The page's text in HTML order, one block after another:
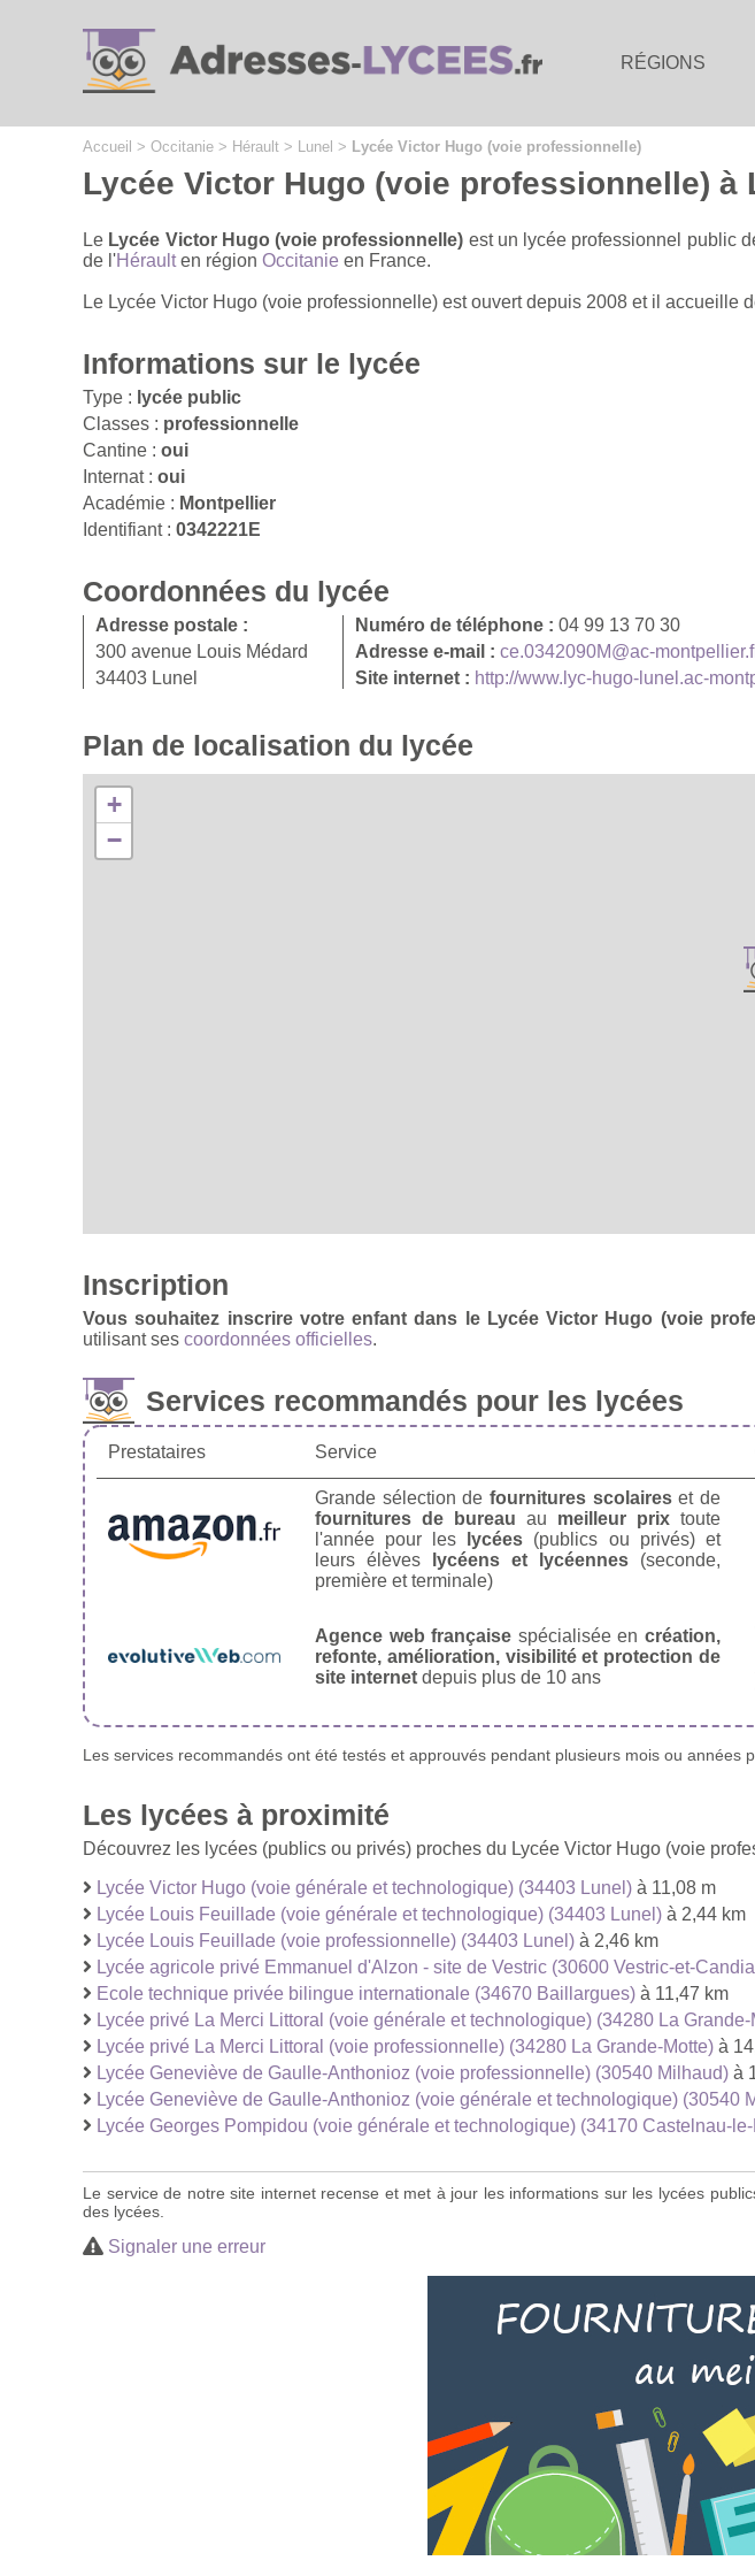
RÉGIONS
Accueil > Occitanie > Hérault > Lunel > Lycée Victor Hugo (voie professionnelle)
Lycée Victor Hugo (voie professionnelle) à
Le Lycée Victor Hugo (voie professionnelle) est un lycée professionnel public
de l'Héraulten région Occitanie en France.
Le Lycée Victor Hugo (voie professionnelle) est ouvert depuis 2008 et il accueille
Informations sur le lycée
Type : lycée public
Classes : professionnelle
Cantine : oui
Internat : oui
Académie : Montpellier
Identifiant : 0342221E
Coordonnées du lycée
Adresse postale :
300 avenue Louis Médard
34403 Lunel
Numéro de téléphone : 04 99 13 70 30
Adresse e-mail : ce.0342090M@ac-
Site internet : http://www.lyc-hugo-lunel.ac-
Plan de localisation du lycée
+
−
Inscription
Vous souhaitez inscrire votre enfant dans le Lycée Victor Hugo (voie
utilisant ses coordonnées officielles.
Services recommandés pour les lycées
Prestataires Service
Grande sélection de fournitures scolaireset de
fournitures de bureau au meilleur prixtoute
l'année pour les
lycées (publics ou privés) et
leurs élèves
lycéens et lycéennes(seconde,
première et terminale)
Agence web française spécialisée en création,
refonte, amélioration, visibilité et protection de
site internet depuis plus de 10 ans
Les services recommandés ont été testés et approuvés pendant plusieurs mois ou années
Les lycées à proximité
Découvrez les lycées (publics ou privés) proches du Lycée Victor Hugo (voie
Lycée Victor Hugo (voie générale et technologique) (34403 Lunel) à 11,08 m
Lycée Louis Feuillade (voie générale et technologique) (34403 Lunel) à 2,44 km
Lycée Louis Feuillade (voie professionnelle) (34403 Lunel) à 2,46 km
Lycée agricole privé Emmanuel d'Alzon - site de Vestric (30600 Vestric-et-
Ecole technique privée bilingue internationale (34670 Baillargues) à 11,47 km
Lycée privé La Merci Littoral (voie générale et technologique) (34280 La Grande-
Lycée privé La Merci Littoral (voie professionnelle) (34280 La Grande-Motte) à
Lycée Geneviève de Gaulle-Anthonioz (voie professionnelle) (30540 Milhaud) à
Lycée Geneviève de Gaulle-Anthonioz (voie générale et technologique) (30540
Lycée Georges Pompidou (voie générale et technologique) (34170 Castelnau-
Le service de notre site internet recense et met à jour les informations sur les lycées
des lycées.
Signaler une erreur